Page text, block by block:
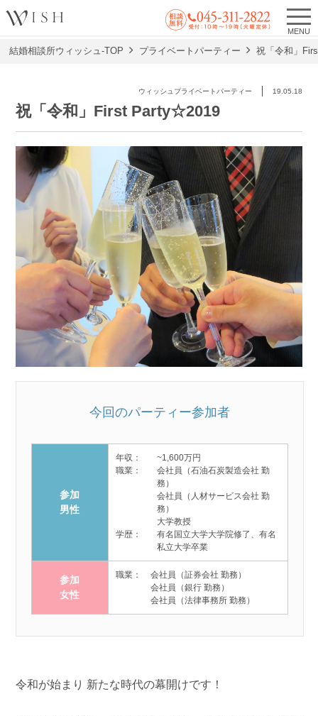
MENU
結婚相談所ウィッシュ-TOP プライベートパーティー 祝「令和」
ウィッシュプライベートパーティー 19.05.18
祝「令和」First Party☆2019
今回のパーティー参加者
参加
男性
年収：
~1,600万円
職業：
会社員（石油石炭製造会社 勤
務）
会社員（人材サービス会社 勤
務）
大学教授
学歴：
有名国立大学大学院修了、有名
私立大学卒業
参加
女性
職業：
会社員（証券会社 勤務）
会社員（銀行 勤務）
会社員（法律事務所 勤務）
令和が始まり 新たな時代の幕開けです！